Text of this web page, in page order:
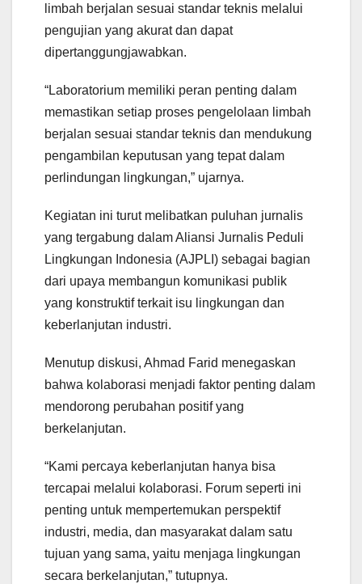
limbah berjalan sesuai standar teknis melalui
pengujian yang akurat dan dapat
dipertanggungjawabkan.
“Laboratorium memiliki peran penting dalam
memastikan setiap proses pengelolaan limbah
berjalan sesuai standar teknis dan mendukung
pengambilan keputusan yang tepat dalam
perlindungan lingkungan,” ujarnya.
Kegiatan ini turut melibatkan puluhan jurnalis
yang tergabung dalam Aliansi Jurnalis Peduli
Lingkungan Indonesia (AJPLI) sebagai bagian
dari upaya membangun komunikasi publik
yang konstruktif terkait isu lingkungan dan
keberlanjutan industri.
Menutup diskusi, Ahmad Farid menegaskan
bahwa kolaborasi menjadi faktor penting dalam
mendorong perubahan positif yang
berkelanjutan.
“Kami percaya keberlanjutan hanya bisa
tercapai melalui kolaborasi. Forum seperti ini
penting untuk mempertemukan perspektif
industri, media, dan masyarakat dalam satu
tujuan yang sama, yaitu menjaga lingkungan
secara berkelanjutan,” tutupnya.